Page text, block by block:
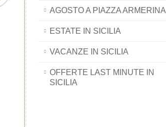
AGOSTO A PIAZZA ARMERINA
ESTATE IN SICILIA
VACANZE IN SICILIA
OFFERTE LAST MINUTE IN
SICILIA